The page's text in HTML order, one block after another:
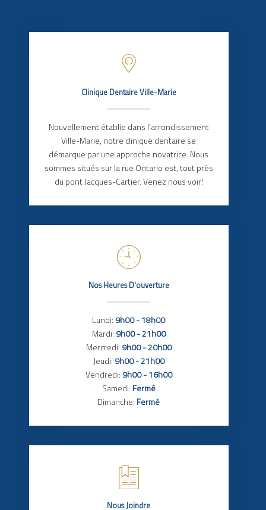
Clinique Dentaire Ville-Marie
Nouvellement établie dans l’arrondissement
Ville-Marie, notre clinique dentaire se
démarque par une approche novatrice. Nous
sommes situés sur la rue Ontario est, tout près
du pont Jacques-Cartier. Venez nous voir!
Nos Heures D'ouverture
Lundi: 9h00 - 18h00
Mardi: 9h00 - 21h00
Mercredi: 9h00 - 20h00
Jeudi: 9h00 - 21h00
Vendredi: 9h00 - 16h00
Samedi: Fermé
Dimanche: Fermé
Nous Joindre